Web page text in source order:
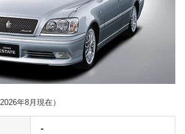
2026年8月 現在）
-